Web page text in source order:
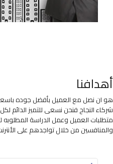
أهدافنا
هو ان نصل مع العميل بأفضل جوده
شركاء النجاح فنحن نسعى للتميز
متطلبات العميل وعمل الدراسة المطلوبه
والمنافسين من خلال تواجدهم على